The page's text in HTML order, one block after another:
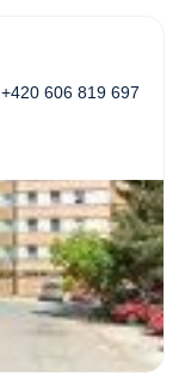
+420 606 819 697